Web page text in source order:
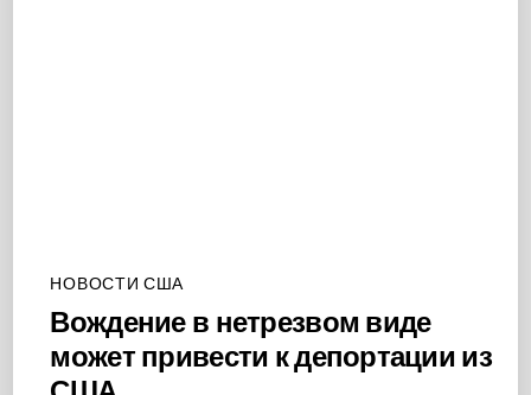
НОВОСТИ США
Вождение в нетрезвом виде
может привести к депортации из